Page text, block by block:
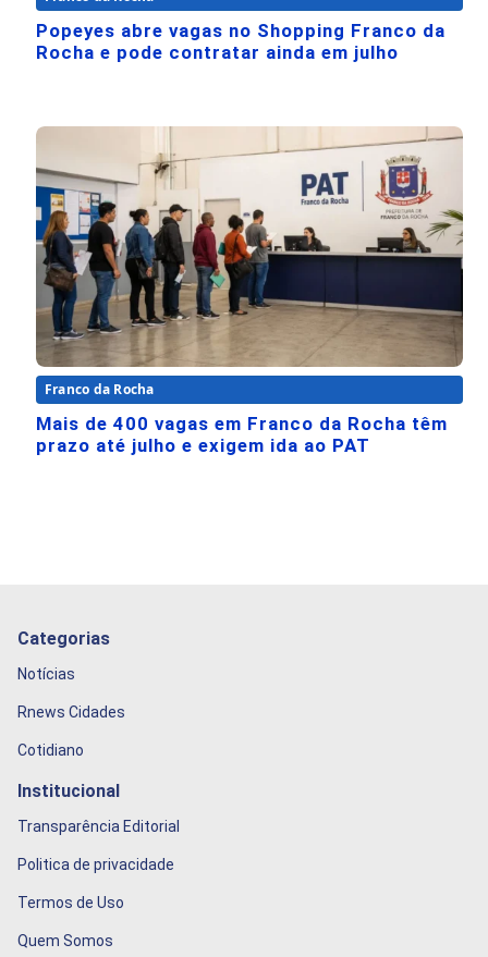
Popeyes abre vagas no Shopping Franco da
Rocha e pode contratar ainda em julho
Franco da Rocha
Mais de 400 vagas em Franco da Rocha têm
prazo até julho e exigem ida ao PAT
Categorias
Notícias
Rnews Cidades
Cotidiano
Institucional
Transparência Editorial
Politica de privacidade
Termos de Uso
Quem Somos